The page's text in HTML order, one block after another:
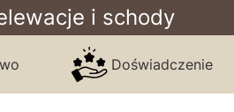
i schody
Doświadczenie